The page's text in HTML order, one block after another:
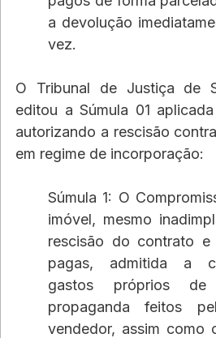
a devolução
vez.
O Tribunal de Justiça de
editou a Súmula 01
autorizando a rescisão
em regime de incorporação:
Súmula 1: O
imóvel, mesmo
rescisão do contrato e
pagas, admitida a
gastos próprios de
propaganda feitos
vendedor, assim como